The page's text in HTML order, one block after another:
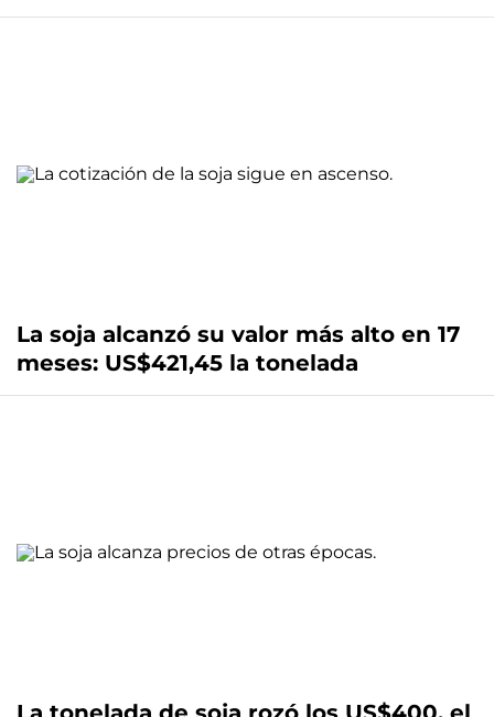
La soja alcanzó su valor más alto en 17
meses: US$421,45 la tonelada